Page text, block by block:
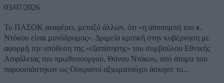
03/07/2026
Το ΠΑΣΟΚ αναφέρει, μεταξύ άλλων, ότι «η αποπομπή του κ.
Ντόκου είναι μονόδρομος». Δριμεία κριτική στην κυβέρνηση με
αφορμή την υπόθεση της «εξαπάτησης» του συμβούλου Εθνικής
Ασφάλειας του πρωθυπουργού, Θάνου Ντόκου, από άτομα που
παρουσιάστηκαν ως Ουκρανοί αξιωματούχοι άσκησε το...